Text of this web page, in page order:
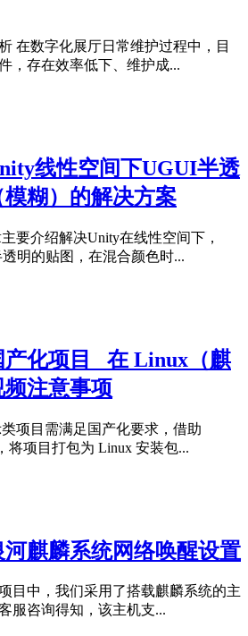
在数字化展厅日常维护过程中，目
，存在效率低下、维护成...
线性空间下UGUI半透
糊）的解决方案
要介绍解决Unity在线性空间下，
明的贴图，在混合颜色时...
产化项目_ 在 Linux（麒
注意事项
项目需满足国产化要求，借助
将项目打包为 Linux 安装包...
河麒麟系统网络唤醒设置
目中，我们采用了搭载麒麟系统的主
服咨询得知，该主机支...